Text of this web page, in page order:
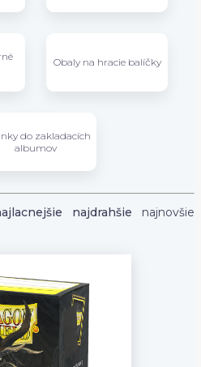
Obaly na hracie balíčky
do zakladacích
albumov
najdrahšie najnovšie